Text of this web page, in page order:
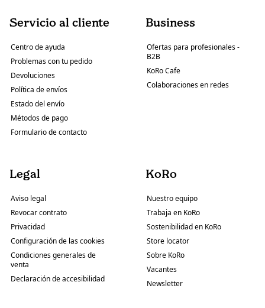
Servicio al cliente
Centro de ayuda
Problemas con tu pedido
Devoluciones
Política de envíos
Estado del envío
Métodos de pago
Formulario de contacto
Business
Ofertas para profesionales -
B2B
KoRo Cafe
Colaboraciones en redes
Legal
Aviso legal
Revocar contrato
Privacidad
Configuración de las cookies
Condiciones generales de
venta
Declaración de accesibilidad
KoRo
Nuestro equipo
Trabaja en KoRo
Sostenibilidad en KoRo
Store locator
Sobre KoRo
Vacantes
Newsletter